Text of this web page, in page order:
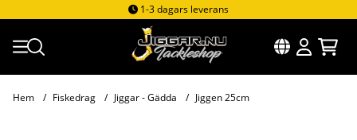
1-3 dagars leverans
Hem Fiskedrag Jiggar - Gädda Jiggen 25cm